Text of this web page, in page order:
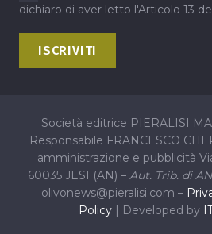
dichiaro di aver letto l'Articolo 13
Società editrice PIERALISI
Responsabile FRANCESCO
amministrazione e pubblicità
60035 JESI (AN) – Aut. Trib. di
olivonews@pieralisi.com –
Policy| Developed by